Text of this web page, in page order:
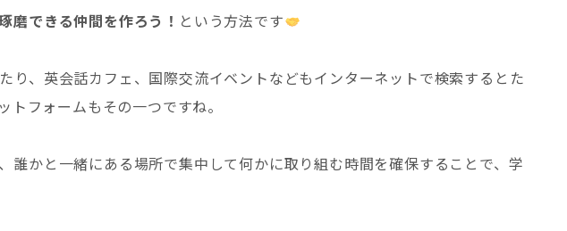
磨できる仲間を作ろう！ という方法です
り、英会話カフェ、国際交流イベントなどもインターネットで検索するとた
トフォームもその一つですね。
誰かと一緒にある場所で集中して何かに取り組む時間を確保することで、学